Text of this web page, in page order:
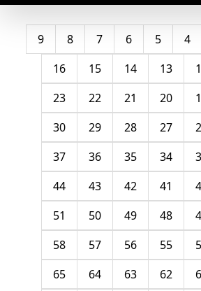
4
5
6
7
8
9
13
14
15
16
20
21
22
23
27
28
29
30
34
35
36
37
41
42
43
44
48
49
50
51
55
56
57
58
62
63
64
65